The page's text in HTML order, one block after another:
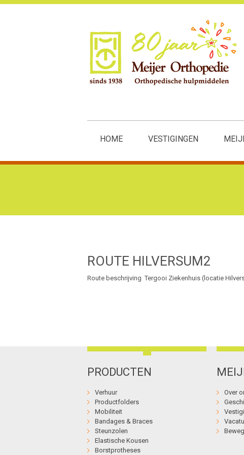
HOME VESTIGINGEN
ROUTE HILVERSUM2
Route beschrijving Tergooi Ziekenhuis (locatie
PRODUCTEN
Verhuur
Productfolders
Mobiliteit
Bandages & Braces
Steunzolen
Elastische Kousen
Borstprotheses
Over